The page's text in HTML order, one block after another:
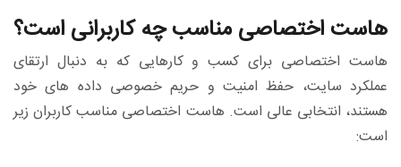
هاست اختصاصی مناسب چه کاربرانی است؟
هاست اختصاصی برای کسب و کارهایی که به دنبال ارتقای
عملکرد سایت، حفظ امنیت و حریم خصوصی داده های خود
هستند، انتخابی عالی است. هاست اختصاصی مناسب کاربران زیر
است: